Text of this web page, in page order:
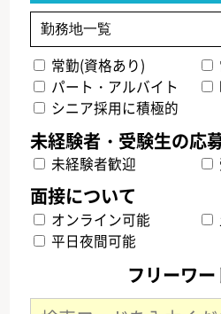
常勤(資格あり)
パート・アルバイト
シニア採用に積極的
未経験者歓迎
オンライン可能
平日夜間可能
フリーワ